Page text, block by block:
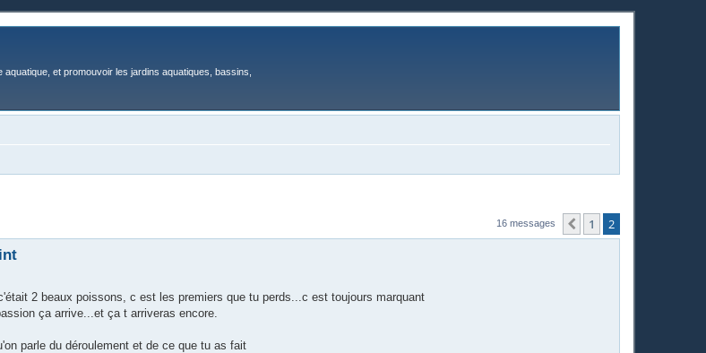
et promouvoir les jardins aquatiques, bassins,
16 messages Précédente
1 2
2 beaux poissons, c est les premiers que tu perds...c est toujours marquant
ça arrive...et ça t arriveras encore.
parle du déroulement et de ce que tu as fait